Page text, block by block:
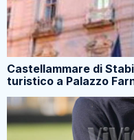
Castellammare di
turistico a Palazzo